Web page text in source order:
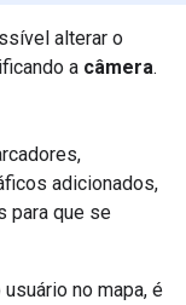
alterar o
a câmera.
adicionados,
para que se
no mapa, é